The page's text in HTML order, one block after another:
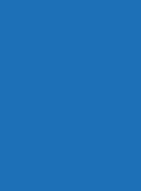
İşte Mega
ve en çok
dokulu sevilen